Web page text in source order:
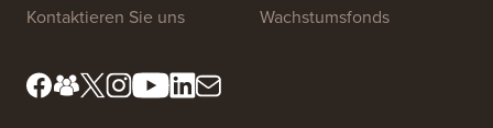
Redaktionsstandards
Lernen Sie unser
Redaktionsboard kennen
Nutzungsbedingungen